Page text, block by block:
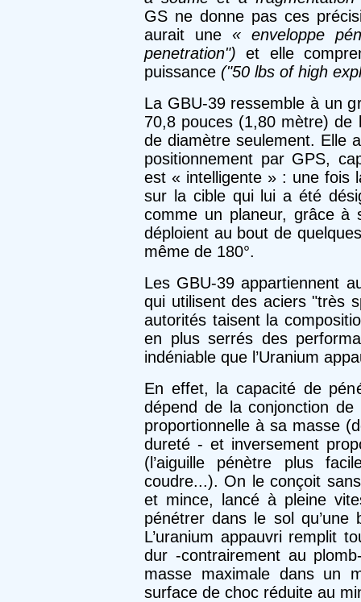
GS ne donne pas ces
aurait une« enveloppe
penetration") et elle
puissance ("50 lbs of high
La GBU-39 ressemble à un
70,8 pouces (1,80 mètre) de
de diamètre seulement. Elle
positionnement par GPS,
est « intelligente » : une fois
sur la cible qui lui a été
comme un planeur, grâce à
déploient au bout de
même de 180°.
Les GBU-39 appartiennent
qui utilisent des aciers "très
autorités taisent la
en plus serrés des
indéniable que l’Uranium
En effet, la capacité de
dépend de la conjonction
proportionnelle à sa masse
dureté - et inversement
(l’aiguille pénètre plus
coudre...). On le conçoit
et mince, lancé à pleine
pénétrer dans le sol
L’uranium appauvri remplit
dur -contrairement au
masse maximale dans un
surface de choc réduite au